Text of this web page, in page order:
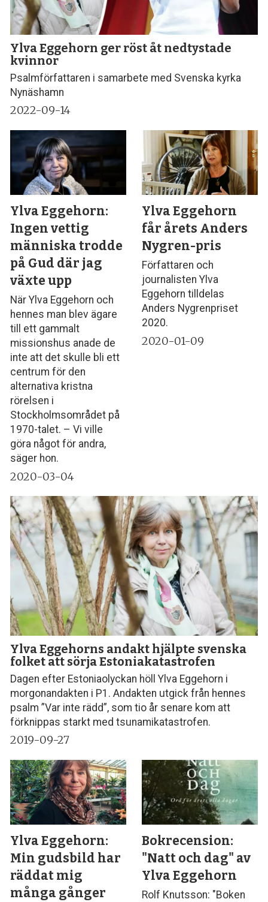
Ylva Eggehorn ger röst åt nedtystade
kvinnor
Psalmförfattaren i samarbete med Svenska kyrka
Nynäshamn
2022-09-14
Ylva Eggehorn:
Ingen vettig
människa trodde
på Gud där jag
växte upp
När Ylva Eggehorn och
hennes man blev ägare
till ett gammalt
missionshus anade de
inte att det skulle bli ett
centrum för den
alternativa kristna
rörelsen i
Stockholmsområdet på
1970-talet. – Vi ville
göra något för andra,
säger hon.
2020-03-04
Ylva Eggehorn
får årets Anders
Nygren-pris
Författaren och
journalisten Ylva
Eggehorn tilldelas
Anders Nygrenpriset
2020.
2020-01-09
Ylva Eggehorns andakt hjälpte svenska
folket att sörja Estoniakatastrofen
Dagen efter Estoniaolyckan höll Ylva Eggehorn i
morgonandakten i P1. Andakten utgick från hennes
psalm ”Var inte rädd”, som tio år senare kom att
förknippas starkt med tsunamikatastrofen.
2019-09-27
Ylva Eggehorn:
Min gudsbild har
räddat mig
många gånger
Bokrecension:
"Natt och dag" av
Ylva Eggehorn
Rolf Knutsson: "Boken